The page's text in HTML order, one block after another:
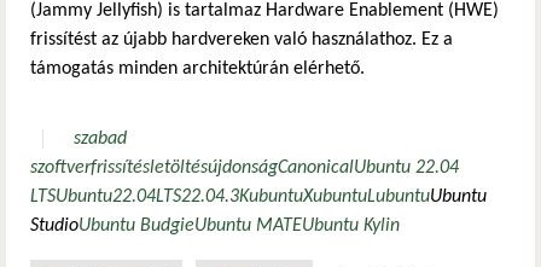
(Jammy Jellyfish) is tartalmaz Hardware Enablement (HWE)
frissítést az újabb hardvereken való használathoz. Ez a
támogatás minden architektúrán elérhető.
szabad
szoftverfrissítésletöltésújdonságCanonicalUbuntu 22.04
LTSUbuntu22.04LTS22.04.3KubuntuXubuntuLubuntuUbuntu
StudioUbuntu BudgieUbuntu MATEUbuntu Kylin